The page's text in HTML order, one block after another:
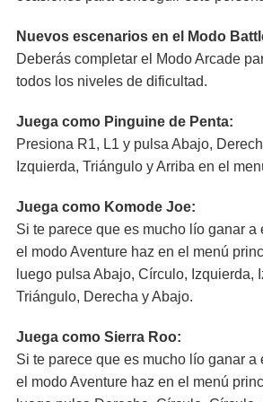
Nuevos escenarios en el Modo
Deberás completar el Modo Arcade
todos los niveles de dificultad.
Juega como Pinguine de Penta:
Presiona R1, L1 y pulsa Abajo,
Izquierda, Triángulo y Arriba en el
Juega como Komode Joe:
Si te parece que es mucho lío ganar a
el modo Aventure haz en el menú
luego pulsa Abajo, Círculo, Izquierda,
Triángulo, Derecha y Abajo.
Juega como Sierra Roo:
Si te parece que es mucho lío ganar a
el modo Aventure haz en el menú